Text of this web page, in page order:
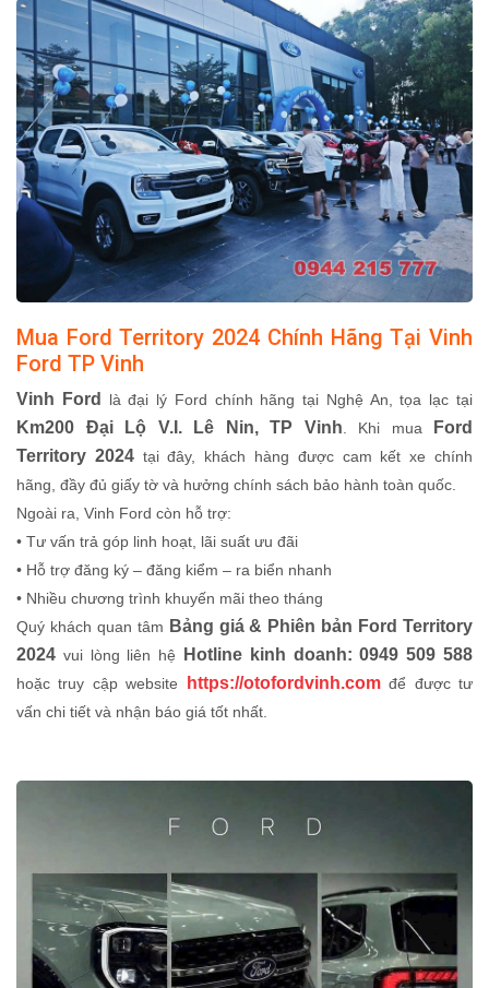
Mua Ford Territory 2024 Chính Hãng Tại Vinh
Ford TP Vinh
Vinh Ford là đại lý Ford chính hãng tại Nghệ An, tọa lạc tại
Km200 Đại Lộ V.I. Lê Nin, TP Vinh . Khi mua
Ford
Territory 2024tại đây, khách hàng được cam kết xe chính
hãng, đầy đủ giấy tờ và hưởng chính sách bảo hành toàn quốc.
Ngoài ra, Vinh Ford còn hỗ trợ:
• Tư vấn trả góp linh hoạt, lãi suất ưu đãi
• Hỗ trợ đăng ký – đăng kiểm – ra biển nhanh
• Nhiều chương trình khuyến mãi theo tháng
Quý khách quan tâm Bảng giá & Phiên bản Ford Territory
2024 vui lòng liên hệ Hotline kinh doanh: 0949 509 588
hoặc truy cập website https://otofordvinh.comđể được tư
vấn chi tiết và nhận báo giá tốt nhất.